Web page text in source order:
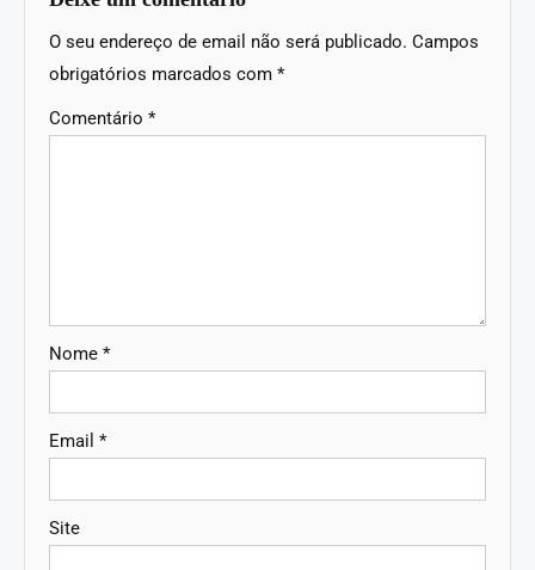
O seu endereço de email não será publicado. Campos
obrigatórios marcados com *
Comentário *
Nome *
Email *
Site